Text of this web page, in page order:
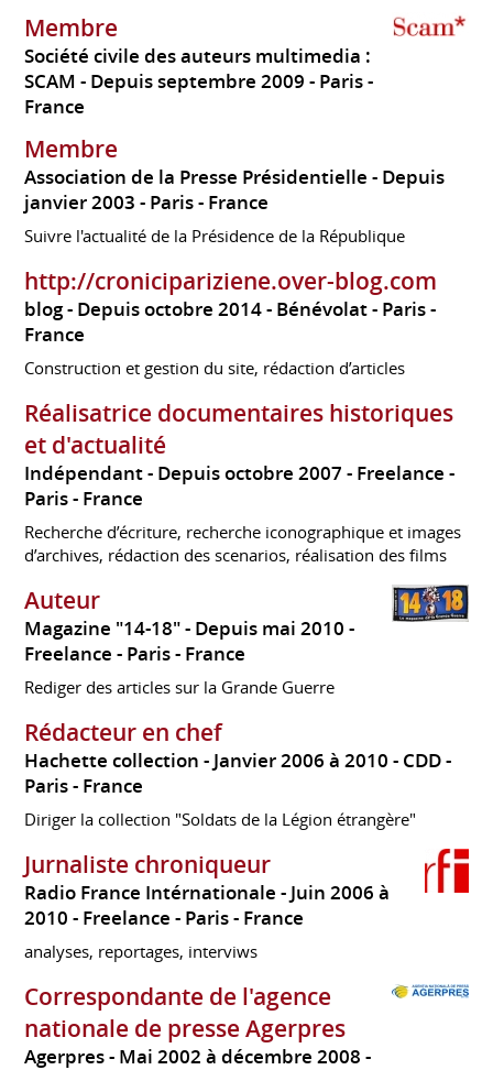
Membre
Société civile des auteurs multimedia :
SCAM
Depuis septembre 2009 Paris
France
Membre
Association de la Presse Présidentielle
Depuis
janvier 2003 Paris France
Suivre l'actualité de la Présidence de la République
http://cronicipariziene.over-blog.com
blog Depuis octobre 2014 Bénévolat
Paris
France
Construction et gestion du site, rédaction d’articles
Réalisatrice documentaires historiques
et d'actualité
Indépendant Depuis octobre 2007 Freelance
Paris
France
Recherche d’écriture, recherche iconographique et images
d’archives, rédaction des scenarios, réalisation des films
Auteur
Magazine "14-18"
Depuis mai 2010
Freelance
Paris France
Rediger des articles sur la Grande Guerre
Rédacteur en chef
Hachette collection Janvier 2006 à 2010 CDD
Paris
France
Diriger la collection "Soldats de la Légion étrangère"
Jurnaliste chroniqueur
Radio France Intérnationale
Juin 2006 à
2010 Freelance Paris France
analyses, reportages, interviws
Correspondante de l'agence
nationale de presse Agerpres
Agerpres Mai 2002 à décembre 2008